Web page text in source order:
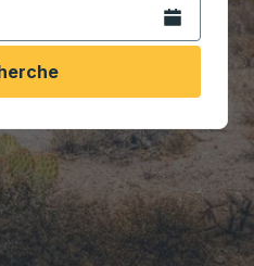
Ouvrez le
simplicité avec